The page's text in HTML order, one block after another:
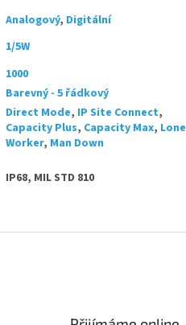
Analogový, Digitální
1/5W
1000
Barevný - 5 řádkový
Direct Mode, IP Site Connect,
Capacity Plus, Capacity Max, Lone
Worker, Man Down
IP68, MIL STD 810